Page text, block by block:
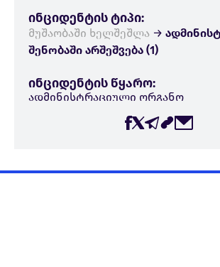
ინციდენტის ტიპი:
მუშაობაში ხელშეშლა →
შენობაში არშეშვება (1)
ინციდენტის წყარო:
ადმინისტრაციული ორგანო
ინციდენტის კონტექსტი:
ინციდენტის ადგილი: